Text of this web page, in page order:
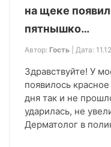
на щеке
пятнышко…
Автор: Гость | Дата:
Здравствуйте! У
появилось
дня так и не
ударилась, не
Дерматолог в